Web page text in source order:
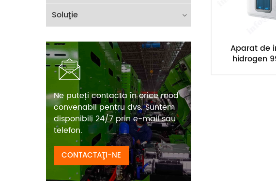
Soluţie
Ne puteți contacta în orice mod
convenabil pentru dvs. Suntem
disponibili 24/7 prin e-mail sau
telefon.
CONTACTAŢI-NE
Aparat de
hidrogen